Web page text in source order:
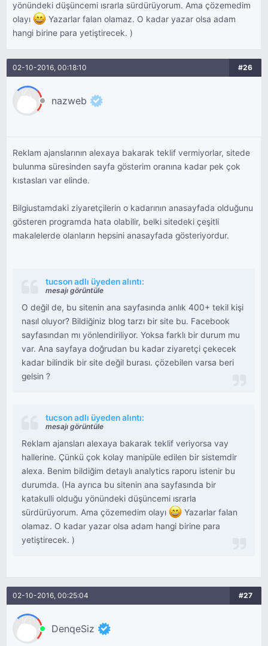
yönündeki düşüncemi ısrarla sürdürüyorum. Ama çözemedim
olayı
Yazarlar falan olamaz. O kadar yazar olsa adam
hangi birine para yetiştirecek. )
02-10-2016, 00:18:10 #26
nazweb
Reklam ajanslarının alexaya bakarak teklif vermiyorlar, sitede
bulunma süresinden sayfa gösterim oranına kadar pek çok
kıstasları var elinde.
Bilgiustamdaki ziyaretçilerin o kadarının anasayfada olduğunu
gösteren programda hata olabilir, belki sitedeki çeşitli
makalelerde olanların hepsini anasayfada gösteriyordur.
tucson adlı üyeden alıntı:
mesajı görüntüle
O değil de, bu sitenin ana sayfasında anlık 400+ tekil kişi
nasıl oluyor? Bildiğiniz blog tarzı bir site bu. Facebook
sayfasından mı yönlendiriliyor. Yoksa farklı bir durum mu
var. Ana sayfaya doğrudan bu kadar ziyaretçi çekecek
kadar bilindik bir site değil burası. çözebilen varsa beri
gelsin ?
tucson adlı üyeden alıntı:
mesajı görüntüle
Reklam ajansları alexaya bakarak teklif veriyorsa vay
hallerine. Çünkü çok kolay manipüle edilen bir sistemdir
alexa. Benim bildiğim detaylı analytics raporu istenir bu
durumda. (Ha ayrıca bu sitenin ana sayfasında bir
katakulli olduğu yönündeki düşüncemi ısrarla
sürdürüyorum. Ama çözemedim olayı
Yazarlar falan
olamaz. O kadar yazar olsa adam hangi birine para
yetiştirecek. )
02-10-2016, 00:25:04 #27
DenqeSiz